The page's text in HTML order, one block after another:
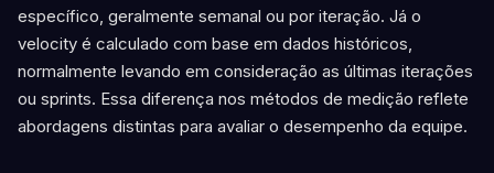
específico, geralmente semanal ou por iteração. Já o
velocity é calculado com base em dados históricos,
normalmente levando em consideração as últimas iterações
ou sprints. Essa diferença nos métodos de medição reflete
abordagens distintas para avaliar o desempenho da equipe.